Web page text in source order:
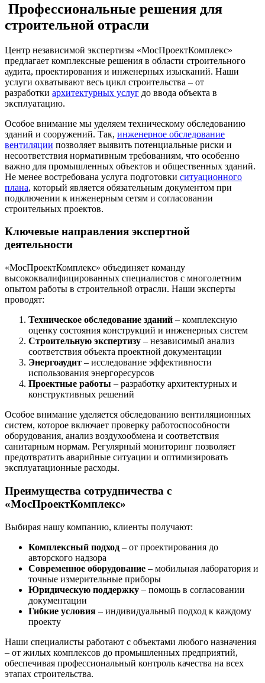
Профессиональные решения для
строительной отрасли
Центр независимой экспертизы «МосПроектКомплекс»
предлагает комплексные решения в области строительного
аудита, проектирования и инженерных изысканий. Наши
услуги охватывают весь цикл строительства – от
разработки архитектурных услуг до ввода объекта в
эксплуатацию.
Особое внимание мы уделяем техническому обследованию
зданий и сооружений. Так, инженерное обследование
вентиляции позволяет выявить потенциальные риски и
несоответствия нормативным требованиям, что особенно
важно для промышленных объектов и общественных зданий.
Не менее востребована услуга подготовки ситуационного
плана, который является обязательным документом при
подключении к инженерным сетям и согласовании
строительных проектов.
Ключевые направления экспертной
деятельности
«МосПроектКомплекс» объединяет команду
высококвалифицированных специалистов с многолетним
опытом работы в строительной отрасли. Наши эксперты
проводят:
Техническое обследование зданий – комплексную
оценку состояния конструкций и инженерных систем
Строительную экспертизу – независимый анализ
соответствия объекта проектной документации
Энергоаудит – исследование эффективности
использования энергоресурсов
Проектные работы – разработку архитектурных и
конструктивных решений
Особое внимание уделяется обследованию вентиляционных
систем, которое включает проверку работоспособности
оборудования, анализ воздухообмена и соответствия
санитарным нормам. Регулярный мониторинг позволяет
предотвратить аварийные ситуации и оптимизировать
эксплуатационные расходы.
Преимущества сотрудничества с
«МосПроектКомплекс»
Выбирая нашу компанию, клиенты получают:
Комплексный подход – от проектирования до
авторского надзора
Современное оборудование – мобильная лаборатория и
точные измерительные приборы
Юридическую поддержку – помощь в согласовании
документации
Гибкие условия – индивидуальный подход к каждому
проекту
Наши специалисты работают с объектами любого назначения
– от жилых комплексов до промышленных предприятий,
обеспечивая профессиональный контроль качества на всех
этапах строительства.